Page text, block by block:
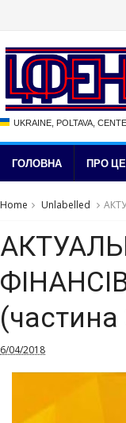
UKRAINE, POLTAVA,
ГОЛОВНА ПРО
Home Unlabelled
(частина
6/04/2018